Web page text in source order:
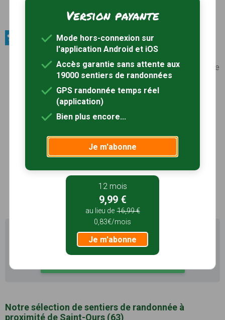
Voir le site
Produits du terroir / Fromages
La Fourme de Montbrison est un fromage au lait de
vache, à la pâte marbrée de bleu. Elle est
recouverte d’une fine croûte orangée. On la
reconnaît à sa forme particulière de cylindre. AOC
depuis 1972.Voir le site
le Gaperon
que l’on peut transformer en fromage. Ainsi, en
Limagne, est né le gaperon. Il est fabriqué à base
partiellement écrémé.Voir le site
Il existe d'autres sentiers de randonnée à Saint-Ours
(63) pour découvrir le terroir
Notre sélection de sentiers de randonnée à
proximité de Saint-Ours (63)
Version payante
Mode hors-connexion sur
l'application Android et iOS
Accès garantie sans attente aux
19000 sentiers de randonnées
GPS randonnée temps réel
(application)
Bien plus encore...
Je m'abonne
12 mois
9,99 €
au lieu de 16,99 €
0,83€/mois
Je m'abonne